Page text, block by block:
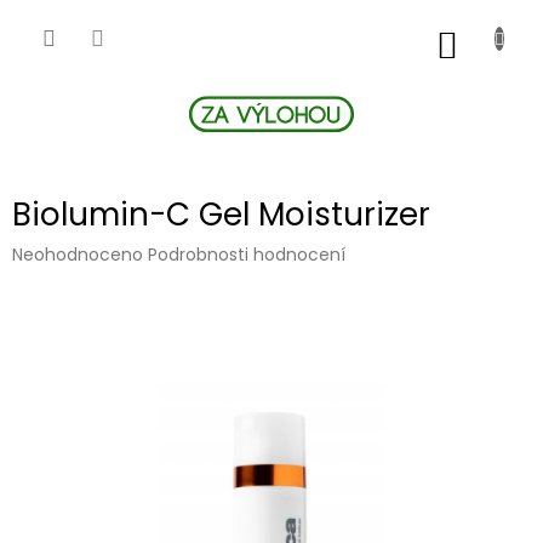
Biolumin-C Gel Moisturizer
Průměrné
Neohodnoceno Podrobnosti hodnocení